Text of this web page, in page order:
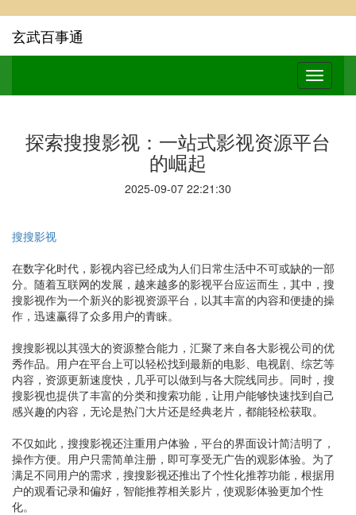
玄武百事通
探索搜搜影视：一站式影视资源平台
的崛起
2025-09-07 22:21:30
搜搜影视
在数字化时代，影视内容已经成为人们日常生活中不可或缺的一部
分。随着互联网的发展，越来越多的影视平台应运而生，其中，搜
搜影视作为一个新兴的影视资源平台，以其丰富的内容和便捷的操
作，迅速赢得了众多用户的青睐。
搜搜影视以其强大的资源整合能力，汇聚了来自各大影视公司的优
秀作品。用户在平台上可以轻松找到最新的电影、电视剧、综艺等
内容，资源更新速度快，几乎可以做到与各大院线同步。同时，搜
搜影视也提供了丰富的分类和搜索功能，让用户能够快速找到自己
感兴趣的内容，无论是热门大片还是经典老片，都能轻松获取。
不仅如此，搜搜影视还注重用户体验，平台的界面设计简洁明了，
操作方便。用户只需简单注册，即可享受无广告的观影体验。为了
满足不同用户的需求，搜搜影视还推出了个性化推荐功能，根据用
户的观看记录和偏好，智能推荐相关影片，使观影体验更加个性
化。